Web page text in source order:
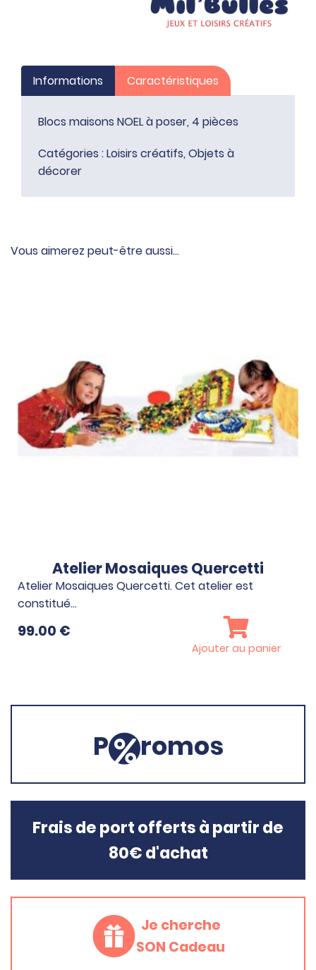
Informations Caractéristiques
Blocs maisons NOEL à poser, 4 pièces
Catégories :Loisirs créatifs, Objets à
décorer
Vous aimerez peut-être aussi…
Atelier Mosaiques Quercetti
Atelier Mosaiques Quercetti. Cet atelier est
constitué…
99.00 €
Ajouter au panier
P romos
Frais de port offerts à partir de
80€ d'achat
Je cherche
SON Cadeau